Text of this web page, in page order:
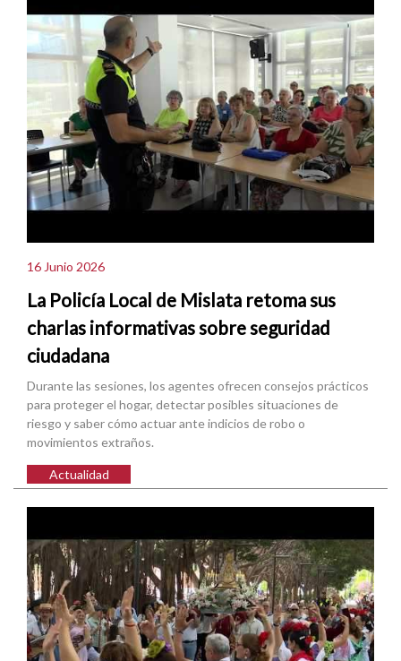
16 Junio 2026
La Policía Local de Mislata retoma sus
charlas informativas sobre seguridad
ciudadana
Durante las sesiones, los agentes ofrecen consejos prácticos
para proteger el hogar, detectar posibles situaciones de
riesgo y saber cómo actuar ante indicios de robo o
movimientos extraños.
Actualidad